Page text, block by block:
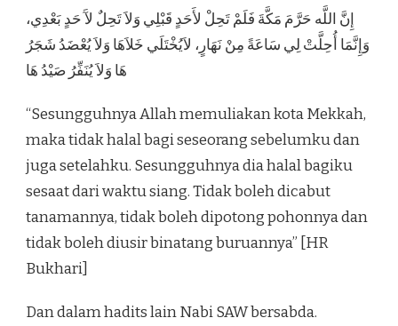
إِنَّ اللَّه حَرَّمَ مَكَّةَ فَلَمْ تَحِلْ لأَحَدٍ قَبْلِي وَلاَ تَحِلٌ لآَ حَدٍ بَعْدِي،
وَإِنَّمَا أُحِلَّتْ لِي سَاعَةً مِنْ نَهَارٍ، لاَيُخْتَلَي خَلاَهَا وَلاَ يُعْضَدُ شَجَرُ
هَا وَلاَ يُنَفِّرُ صَيْدُ هَا
“Sesungguhnya Allah memuliakan kota Mekkah,
maka tidak halal bagi seseorang sebelumku dan
juga setelahku. Sesungguhnya dia halal bagiku
sesaat dari waktu siang. Tidak boleh dicabut
tanamannya, tidak boleh dipotong pohonnya dan
tidak boleh diusir binatang buruannya” [HR
Bukhari]
Dan dalam hadits lain Nabi SAW bersabda.